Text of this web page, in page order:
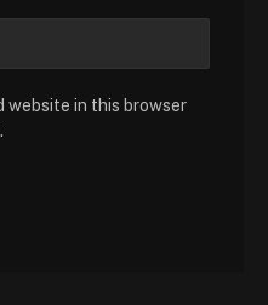
website in this browser